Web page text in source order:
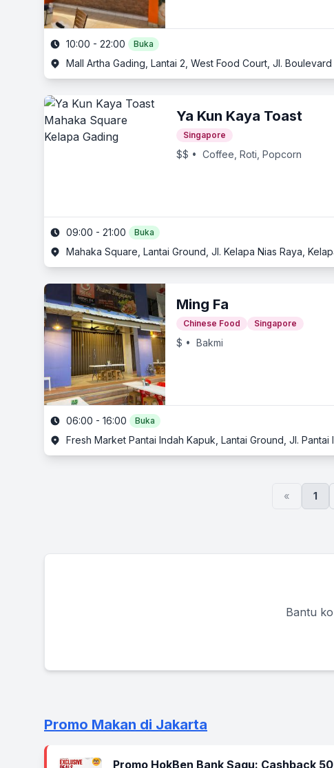
10:00 - 22:00 Buka
Mall Artha Gading, Lantai 2, West Food Court, Jl.
Ya Kun Kaya Toast
Singapore
$$ • Coffee, Roti, Popcorn
09:00 - 21:00 Buka
Mahaka Square, Lantai Ground, Jl. Kelapa Nias Raya,
Ming Fa
Chinese Food Singapore
$ • Bakmi
06:00 - 16:00 Buka
« 1
Bantu
Promo Makan di Jakarta
Promo HokBen Bank Saqu: Cashback